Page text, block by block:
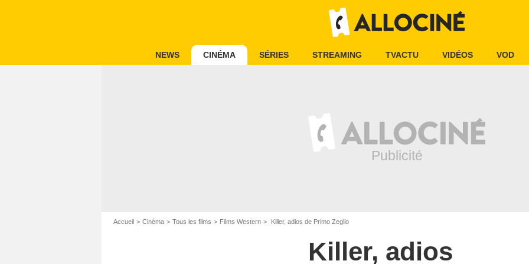
NEWS CINÉMA SÉRIES STREAMING TVACTU VIDÉOS VOD
Accueil Cinéma Tous les films Films Western Killer, adios de Primo Zeglio
Killer, adios